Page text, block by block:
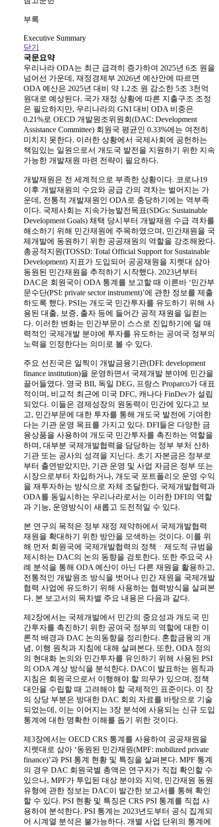
부록
Executive Summary
닫기
국문요약
우리나라 ODA는 최근 급격히 증가하여 2025년 6조 원을
넘어선 가운데, 재정경제부 2026년 예산안에 따르면
ODA 예산은 2025년 대비 약 1.2조 원 감소한 5조 3천억
원대로 예상된다. 국가 재정 상황에 따른 지출구조 조정
은 필요하지만, 우리나라의 GNI 대비 ODA 비중은
0.21%로 OECD 개발원조위원회(DAC: Development
Assistance Committee) 회원국 평균인 0.33%에는 여전히
미치지 못한다. 이러한 상황에서 국제사회에 공헌하는
책임있는 일원으로서 개도국 발전을 지원하기 위한 지속
가능한 개발재원 마련 전략이 필요하다.
개발재원은 전 세계적으로 부족한 상황이다. 코로나19
이후 개발재원의 수요와 공급 간의 격차는 벌어지는 가
운데, 전통적 개발재원인 ODA로 충당하기에는 역부족
이다. 국제사회는 지속가능발전목표(SDGs: Sustainable
Development Goals) 채택 당시부터 개발재원 수급 격차를
해소하기 위해 민간재원에 주목하였으며, 민간재원을 국
제개발에 동원하기 위한 공공재원의 역할을 강조해왔다.
총공적지원(TOSSD: Total Official Support for Sustainable
Development) 지표가 도입되어 공공재원을 지렛대 삼아
동원된 민간재원을 추적하기 시작했다. 2023년부터
DAC은 회원국이 ODA 통계를 보고할 때 이른바 ‘민간부
문수단(PSI: private sector instrument)’에 관한 정보를 제출
하도록 했다. PSI는 개도국 민간투자를 유도하기 위해 사
용된 대출, 보증, 출자 등에 들어간 공적 재원을 일컫는
다. 이러한 변화는 민간부문이 스스로 진입하기에 덜 매
력적인 국제개발 분야에 투자를 유도하는 공여국 정부의
노력을 인정한다는 의미로 볼 수 있다.
주요 선진국은 일찍이 개발금융기관(DFI: development
finance institution)을 운영하면서 국제개발 분야에 민간을
끌어들였다. 영국 BII, 독일 DEG, 프랑스 Proparco가 대표
적이며, 비교적 최근에 미국 DFC, 캐나다 FinDev가 설립
되었다. 이들은 경제성장의 원동력이 민간에 있다고 보
고, 민간부문에 대한 투자를 통해 개도국 발전에 기여한
다는 기관 운영 목표를 가지고 있다. DFI들은 다양한 금
융상품을 사용하여 개도국 민간투자를 촉진하는 역할을
하며, 대부분 국제개발협력을 담당하는 정부 부처 산하
기관 또는 공사의 성격을 지닌다. 초기 자본금은 정부로
부터 출연받았지만, 기관 운영 및 사업 자금은 정부 또는
시장으로부터 차입하거나, 개도국 포트폴리오 운영 수익
을 재투자하는 방식으로 자체 조달한다. 국제개발협력과
ODA를 동일시하는 우리나라로서는 이러한 DFI의 역할
과 기능, 운영방식이 새롭고 도전적일 수 있다.
본 연구의 목적은 정부 재정 제약하에서 국제개발협력
재원을 확대하기 위한 방안을 모색하는 것이다. 이를 위
해 먼저 회원국에 국제개발협력의 정책ㆍ제도적 규범을
제시하는 DAC의 논의 동향을 검토한다. 또한 주요국 사
례 분석을 통해 ODA 예산이 아닌 다른 재원을 활용하고,
전통적인 개발원조 방식을 벗어나 민간 재원을 국제개발
협력 사업에 유도하기 위해 사용하는 협력방식을 살펴본
다. 본 보고서의 목차별 주요 내용은 다음과 같다.
제2장에서는 국제개발에서 민간의 중요성과 개도국 민
간투자를 촉진하기 위한 공여국 정부의 역할에 대한 이
론적 배경과 DAC 논의동향을 정리한다. 혼합금융의 개
념, 이행 원칙과 지침에 대해 살펴본다. 또한, ODA 정의
의 현대화 논의와 민간투자를 유인하기 위해 사용된 PSI
의 ODA 계상 방식을 분석한다. DAC이 발표하는 원칙과
지침은 회원국으로서 이행해야 할 의무가 있으며, 정책
대안을 수립할 때 고려해야 할 국제적인 표준이다. 이 장
의 상당 부분은 방대한 DAC 회의 자료를 바탕으로 기술
되었는데, 이는 이어지는 3장 분석에 사용되는 신규 도입
통계에 대한 명확한 이해를 돕기 위한 것이다.
제3장에서는 OECD CRS 통계를 사용하여 공공재원을
지렛대로 삼아 ‘동원된 민간재원(MPF: mobilized private
finance)’과 PSI 통계 현황 및 특징을 살펴본다. MPF 통계
의 경우 DAC 회원국별 총액은 연구자가 직접 확인할 수
있으나, MPF가 투입된 대상 분야와 지역, 민간재원 동원
유형에 관한 정보는 DAC이 발간한 보고서를 통해 확인
할 수 있다. PSI 현황 및 특징은 CRS PSI 통계를 직접 사
용하여 분석한다. PSI 통계는 2023년도부터 공식 집계되
어 시계열 분석은 불가능하다. 개별 사업 단위의 통계에